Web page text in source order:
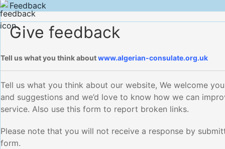
Feedback
Give feedback
Tell us what you think aboutwww.algerian-consulate.org.uk
Tell us what you think about our website, We welcome
and suggestions and we’d love to know how we can
service. Also use this form to report broken links.
Please note that you will not receive a response by
form.